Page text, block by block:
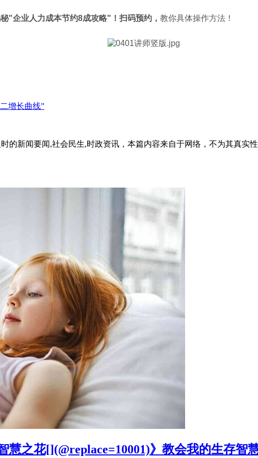
"企业人力成本节约8成攻略"！扫码预约， 教你具体操作方法！
增长曲线”
的新闻要闻,社会民生,时政资讯，本篇内容来自于网络，不为其真实
慧之花[](@replace=10001)》教会我的生存智